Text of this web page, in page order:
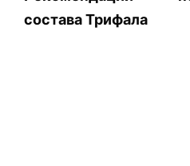
состава Трифала